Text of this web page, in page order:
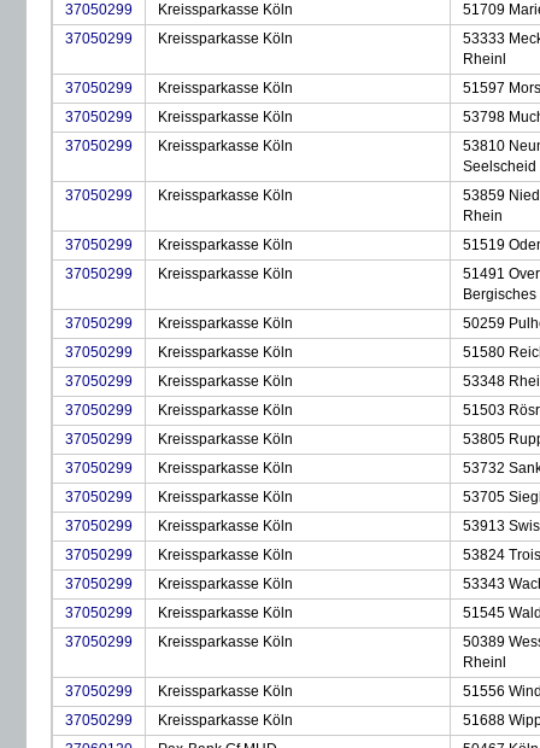
37050299
Kreissparkasse Köln
51709
37050299
Kreissparkasse Köln
53333
Rheinl
37050299
Kreissparkasse Köln
51597
37050299
Kreissparkasse Köln
53798
37050299
Kreissparkasse Köln
53810
Seelscheid
37050299
Kreissparkasse Köln
53859
Rhein
37050299
Kreissparkasse Köln
51519
37050299
Kreissparkasse Köln
51491
37050299
Kreissparkasse Köln
50259
37050299
Kreissparkasse Köln
51580
37050299
Kreissparkasse Köln
53348
37050299
Kreissparkasse Köln
51503
37050299
Kreissparkasse Köln
53805
37050299
Kreissparkasse Köln
53732
37050299
Kreissparkasse Köln
53705
37050299
Kreissparkasse Köln
53913
37050299
Kreissparkasse Köln
53824
37050299
Kreissparkasse Köln
53343
37050299
Kreissparkasse Köln
51545
37050299
Kreissparkasse Köln
50389
Rheinl
37050299
Kreissparkasse Köln
51556
37050299
Kreissparkasse Köln
51688